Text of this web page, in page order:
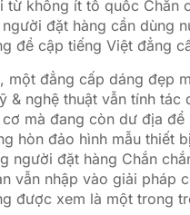
từ không ít tổ quốc Chắn
người đặt hàng cần dùng
đề cập tiếng Việt đẳng
một đẳng cấp dáng đẹp
& nghệ thuật vẫn tính
mà đang còn dư địa
hòn đảo hình mẫu thiết
người đặt hàng Chắn
vẫn nhập vào giải pháp
được xem là một trong